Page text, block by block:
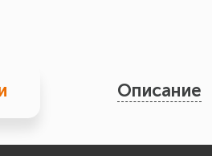
Описание